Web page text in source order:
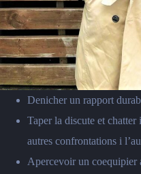
Denicher un rapport
Taper la discute et
autres confrontations i
Apercevoir un coequipier